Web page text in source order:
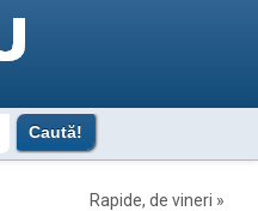
Rapide, de vineri »